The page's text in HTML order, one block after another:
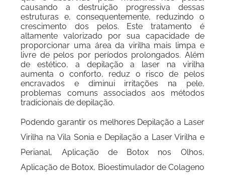
causando a destruição progressiva dessas
estruturas e, consequentemente, reduzindo o
crescimento dos pelos. Este tratamento é
altamente valorizado por sua capacidade de
proporcionar uma área da virilha mais limpa e
livre de pelos por períodos prolongados. Além
de estético, a depilação a laser na virilha
aumenta o conforto, reduz o risco de pelos
encravados e diminui irritações na pele,
problemas comuns associados aos métodos
tradicionais de depilação.
Podendo garantir os melhores Depilação a Laser
Virilha na Vila Sonia e Depilação a Laser Virilha e
Perianal, Aplicação de Botox nos Olhos,
Aplicação de Botox, Bioestimulador de Colageno